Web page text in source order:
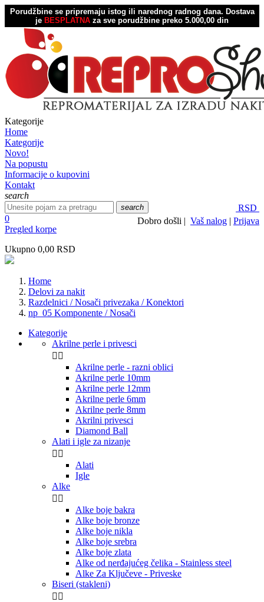
Porudžbine se pripremaju istog ili narednog radnog dana. Dostava
je BESPLATNA za sve porudžbine preko 5.000,00 din
Kategorije
Home
Kategorije
Novo!
Na popustu
Informacije o kupovini
Kontakt
RSD
Dobro došli | Vaš nalog | Prijava
search
search
0
Pregled korpe
Ukupno 0,00 RSD
Home
Delovi za nakit
Razdelnici / Nosači privezaka / Konektori
np_05 Komponente / Nosači
Kategorije
Akrilne perle i privesci
 
Akrilne perle - razni oblici
Akrilne perle 10mm
Akrilne perle 12mm
Akrilne perle 6mm
Akrilne perle 8mm
Akrilni privesci
Diamond Ball
Alati i igle za nizanje
 
Alati
Igle
Alke
 
Alke boje bakra
Alke boje bronze
Alke boje nikla
Alke boje srebra
Alke boje zlata
Alke od nerđajućeg čelika - Stainless steel
Alke Za Ključeve - Priveske
Biseri (stakleni)
 